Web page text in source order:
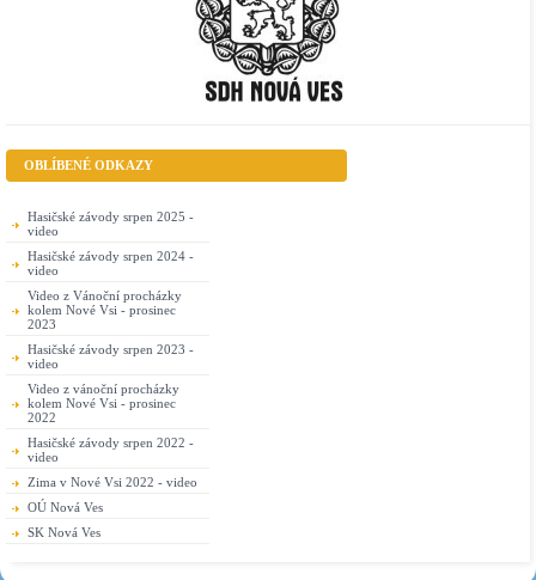
OBLÍBENÉ ODKAZY
Hasičské závody srpen 2025 -
video
Hasičské závody srpen 2024 -
video
Video z Vánoční procházky
kolem Nové Vsi - prosinec
2023
Hasičské závody srpen 2023 -
video
Video z vánoční procházky
kolem Nové Vsi - prosinec
2022
Hasičské závody srpen 2022 -
video
Zima v Nové Vsi 2022 - video
OÚ Nová Ves
SK Nová Ves